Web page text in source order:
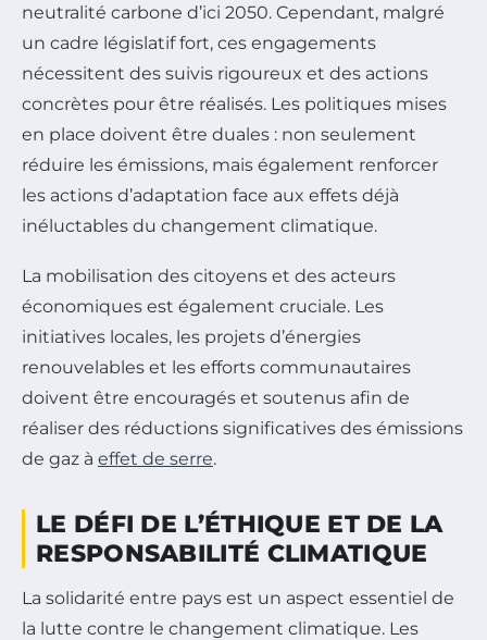
neutralité carbone d’ici 2050. Cependant, malgré
un cadre législatif fort, ces engagements
nécessitent des suivis rigoureux et des actions
concrètes pour être réalisés. Les politiques mises
en place doivent être duales : non seulement
réduire les émissions, mais également renforcer
les actions d’adaptation face aux effets déjà
inéluctables du changement climatique.
La mobilisation des citoyens et des acteurs
économiques est également cruciale. Les
initiatives locales, les projets d’énergies
renouvelables et les efforts communautaires
doivent être encouragés et soutenus afin de
réaliser des réductions significatives des émissions
de gaz à effet de serre.
LE DÉFI DE L’ÉTHIQUE ET DE LA
RESPONSABILITÉ CLIMATIQUE
La solidarité entre pays est un aspect essentiel de
la lutte contre le changement climatique. Les